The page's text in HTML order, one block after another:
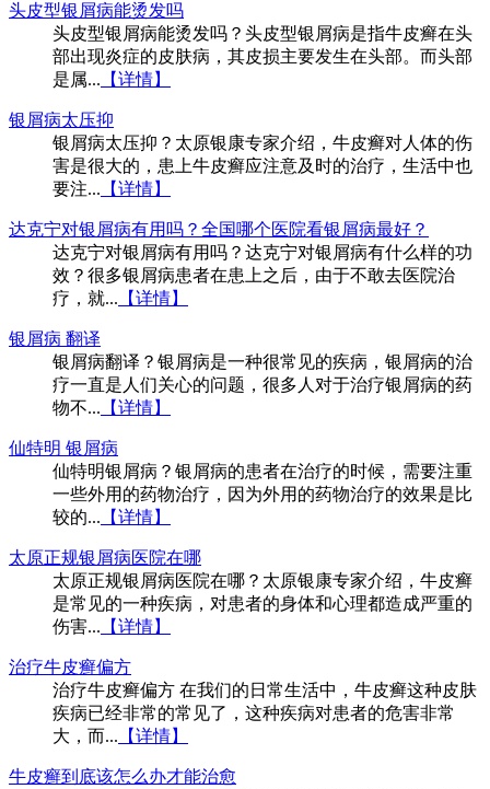
头皮型银屑病能烫发吗
头皮型银屑病能烫发吗？头皮型银屑病是指牛皮癣在头
部出现炎症的皮肤病，其皮损主要发生在头部。而头部
是属... 【详情】
银屑病太压抑
银屑病太压抑？太原银康专家介绍，牛皮癣对人体的伤
害是很大的，患上牛皮癣应注意及时的治疗，生活中也
要注... 【详情】
达克宁对银屑病有用吗？全国哪个医院看银屑病最好？
达克宁对银屑病有用吗？达克宁对银屑病有什么样的功
效？很多银屑病患者在患上之后，由于不敢去医院治
疗，就... 【详情】
银屑病 翻译
银屑病翻译？银屑病是一种很常见的疾病，银屑病的治
疗一直是人们关心的问题，很多人对于治疗银屑病的药
物不... 【详情】
仙特明 银屑病
仙特明银屑病？银屑病的患者在治疗的时候，需要注重
一些外用的药物治疗，因为外用的药物治疗的效果是比
较的... 【详情】
太原正规银屑病医院在哪
太原正规银屑病医院在哪？太原银康专家介绍，牛皮癣
是常见的一种疾病，对患者的身体和心理都造成严重的
伤害... 【详情】
治疗牛皮癣偏方
治疗牛皮癣偏方 在我们的日常生活中，牛皮癣这种皮肤
疾病已经非常的常见了，这种疾病对患者的危害非常
大，而... 【详情】
牛皮癣到底该怎么办才能治愈